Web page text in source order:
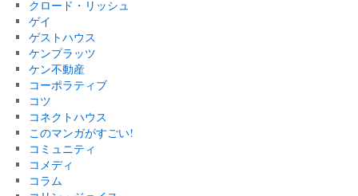
クロード・リッシュ
ゲイ
ゲストハウス
ケンプラッツ
ケン不動産
コーポラティブ
コツ
コネクトハウス
このマンガがすごい!
コミュニティ
コメディ
コラム